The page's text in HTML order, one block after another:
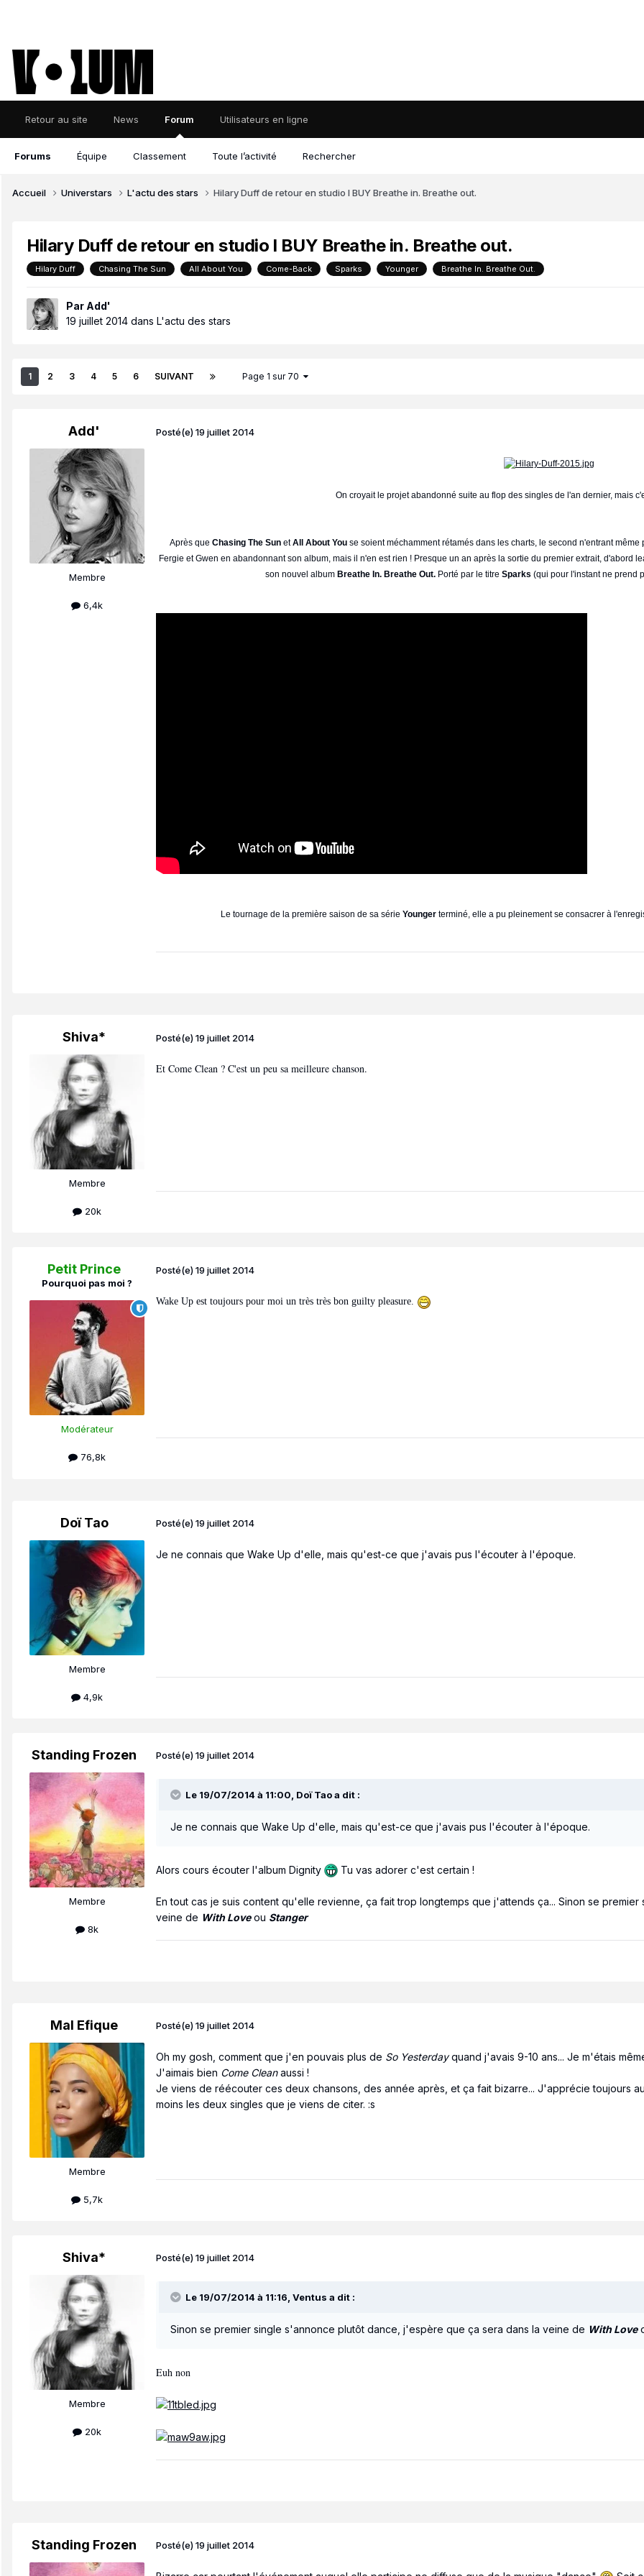
Retour au site News Forum
Forums Équipe Classement Toute l’activité Rechercher
Utilisateurs en ligne
Accueil Universtars L'actu des stars Hilary Duff de retour en studio l BUY Breathe in. Breathe out.
Hilary Duff de retour en studio l BUY Breathe in. Breathe out.
Hilary Duff Chasing The Sun All About You Come-Back Sparks Younger Breathe In. Breathe Out.
Par Add'
19 juillet 2014 dans L'actu des stars
1 2 3 4 5 6 SUIVANT Page 1 sur 70
Add'
Membre
6,4k
Posté(e)19 juillet 2014
On croyait le projet abandonné suite au flop des singles de l'an dernier, mais
Après que Chasing The SunetAll About Youse soient méchamment rétamés dans les charts, le second n'entrant
Fergie et Gwen en abandonnant son album, mais il n'en est rien ! Presque un an après la sortie du premier extrait, d'abord
son nouvel album Breathe In. Breathe Out. Porté par le titre Sparks (qui pour l'instant ne prend
Le tournage de la première saison de sa série Youngerterminé, elle a pu pleinement se consacrer à
Shiva*
Membre
20k
Posté(e)19 juillet 2014
Et Come Clean ? C'est un peu sa meilleure chanson.
Petit Prince
Pourquoi pas moi ?
Modérateur
76,8k
Posté(e)19 juillet 2014
Wake Up est toujours pour moi un très très bon guilty pleasure.
Doï Tao
Membre
4,9k
Posté(e)19 juillet 2014
Je ne connais que Wake Up d'elle, mais qu'est-ce que j'avais pus l'écouter à l'époque.
Standing Frozen
Membre
8k
Posté(e)19 juillet 2014
Le 19/07/2014 à 11:00, Doï Tao a dit :
Je ne connais que Wake Up d'elle, mais qu'est-ce que j'avais pus l'écouter à l'époque.
Alors cours écouter l'album Dignity Tu vas adorer c'est certain !
En tout cas je suis content qu'elle revienne, ça fait trop longtemps que j'attends ça... Sinon se
veine de With Loveou Stanger
Mal Efique
Membre
5,7k
Posté(e)19 juillet 2014
Oh my gosh, comment que j'en pouvais plus de So Yesterdayquand j'avais 9-10 ans... Je m'étais
J'aimais bien Come Cleanaussi !
Je viens de réécouter ces deux chansons, des année après, et ça fait bizarre... J'apprécie toujours
moins les deux singles que je viens de citer. :s
Shiva*
Membre
20k
Posté(e)19 juillet 2014
Le 19/07/2014 à 11:16, Ventus a dit :
Sinon se premier single s'annonce plutôt dance, j'espère que ça sera dans la veine de With Love
Euh non
Standing Frozen Posté(e)19 juillet 2014